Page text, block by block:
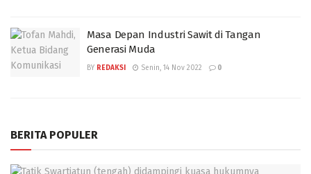
Masa Depan Industri Sawit di Tangan
Generasi Muda
BY REDAKSI Senin, 14 Nov 2022 0
BERITA POPULER